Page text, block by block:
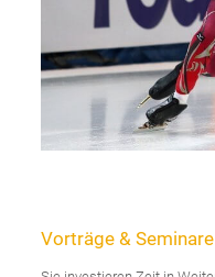
Vorträge & Seminare